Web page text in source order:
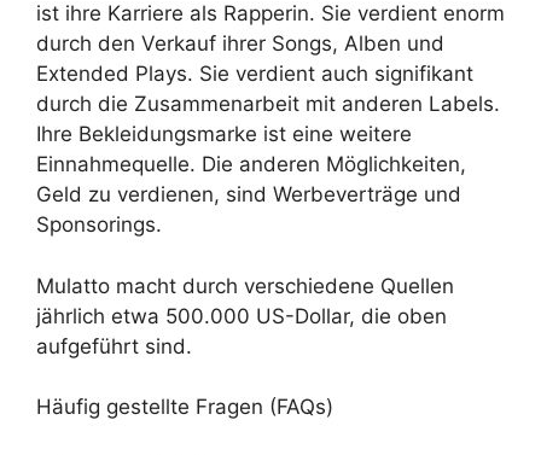
ist ihre Karriere als Rapperin. Sie verdient enorm
durch den Verkauf ihrer Songs, Alben und
Extended Plays. Sie verdient auch signifikant
durch die Zusammenarbeit mit anderen Labels.
Ihre Bekleidungsmarke ist eine weitere
Einnahmequelle. Die anderen Möglichkeiten,
Geld zu verdienen, sind Werbeverträge und
Sponsorings.
Mulatto macht durch verschiedene Quellen
jährlich etwa 500.000 US-Dollar, die oben
aufgeführt sind.
Häufig gestellte Fragen (FAQs)